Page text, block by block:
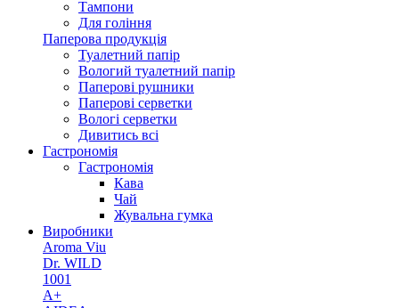
Тампони
Для гоління
Паперова продукція
Туалетний папір
Вологий туалетний папір
Паперові рушники
Паперові серветки
Вологі серветки
Дивитись всі
Гастрономія
Гастрономія
Кава
Чай
Жувальна гумка
Виробники
Aroma Viu
Dr. WILD
1001
A+